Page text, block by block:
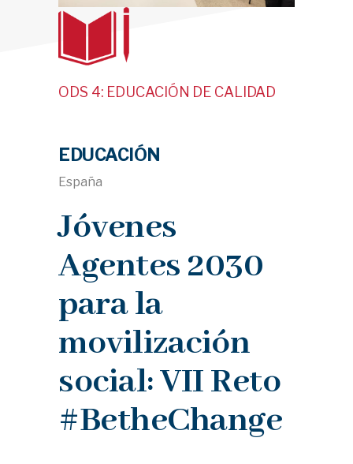
ODS 4: EDUCACIÓN DE CALIDAD
EDUCACIÓN
España
Jóvenes
Agentes 2030
para la
movilización
social: VII Reto
#BetheChange